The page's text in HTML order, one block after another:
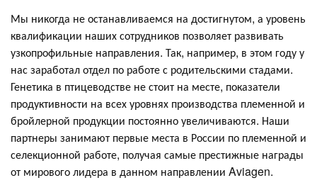
Мы никогда не останавливаемся на достигнутом, а уровень
квалификации наших сотрудников позволяет развивать
узкопрофильные направления. Так, например, в этом году у
нас заработал отдел по работе с родительскими стадами.
Генетика в птицеводстве не стоит на месте, показатели
продуктивности на всех уровнях производства племенной и
бройлерной продукции постоянно увеличиваются. Наши
партнеры занимают первые места в России по племенной и
селекционной работе, получая самые престижные награды
от мирового лидера в данном направлении Aviagen.